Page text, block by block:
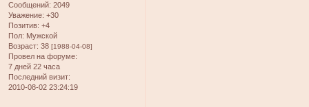
Сообщений: 2049
Уважение: +30
Позитив: +4
Пол: Мужской
Возраст: 38 [1988-04-08]
Провел на форуме:
7 дней 22 часа
Последний визит:
2010-08-02 23:24:19